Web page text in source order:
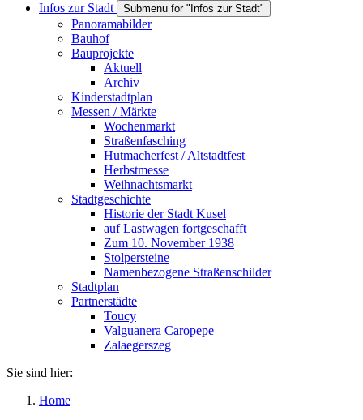
Infos zur Stadt
Submenu for "Infos zur Stadt"
Panoramabilder
Bauhof
Bauprojekte
Aktuell
Archiv
Kinderstadtplan
Messen / Märkte
Wochenmarkt
Straßenfasching
Hutmacherfest / Altstadtfest
Herbstmesse
Weihnachtsmarkt
Stadtgeschichte
Historie der Stadt Kusel
auf Lastwagen fortgeschafft
Zum 10. November 1938
Stolpersteine
Namenbezogene Straßenschilder
Stadtplan
Partnerstädte
Toucy
Valguanera Caropepe
Zalaegerszeg
Sie sind hier:
Home